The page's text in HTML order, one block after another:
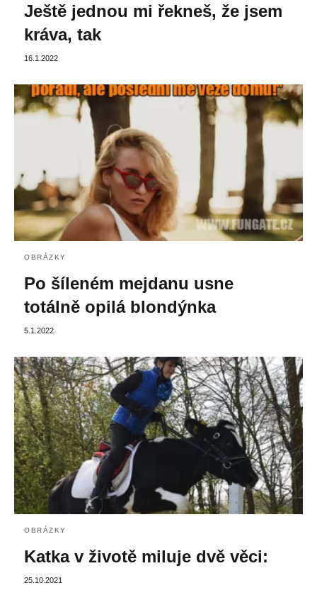
Ještě jednou mi řekneš, že jsem
kráva, tak
16.1.2022
OBRÁZKY
Po šíleném mejdanu usne
totálně opilá blondýnka
5.1.2022
OBRÁZKY
Katka v životě miluje dvě věci:
25.10.2021